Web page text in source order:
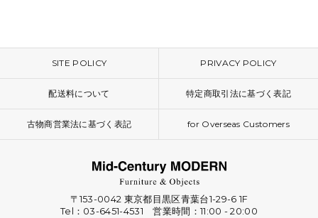
SITE POLICY PRIVACY POLICY
配送料について 特定商取引法に基づく表記
古物商営業法に基づく表記 for Overseas Customers
〒153-0042 東京都目黒区青葉台1-29-6 1F
Tel：03-6451-4531 営業時間：11:00 - 20:00